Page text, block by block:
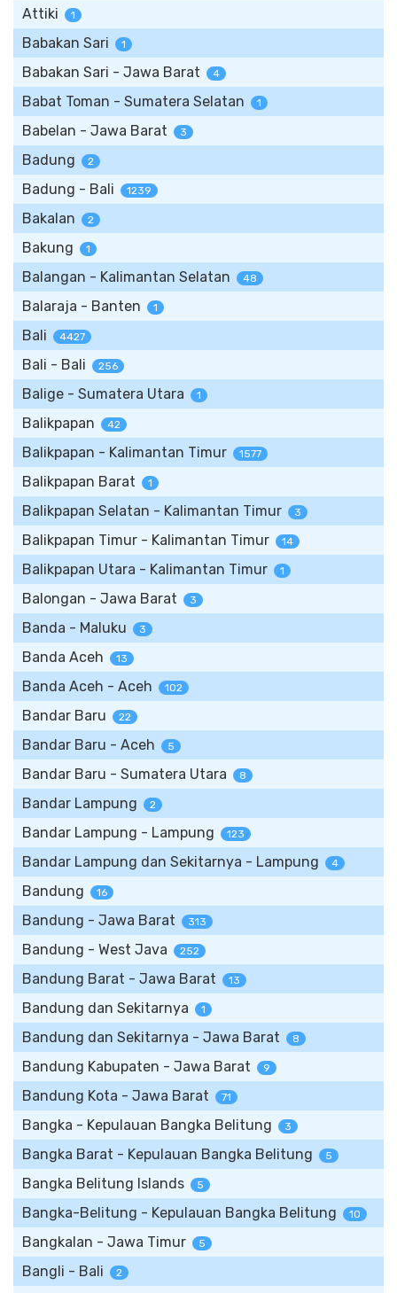
Attiki 1
Babakan Sari 1
Babakan Sari - Jawa Barat 4
Babat Toman - Sumatera Selatan 1
Babelan - Jawa Barat 3
Badung 2
Badung - Bali 1239
Bakalan 2
Bakung 1
Balangan - Kalimantan Selatan 48
Balaraja - Banten 1
Bali 4427
Bali - Bali 256
Balige - Sumatera Utara 1
Balikpapan 42
Balikpapan - Kalimantan Timur 1577
Balikpapan Barat 1
Balikpapan Selatan - Kalimantan Timur 3
Balikpapan Timur - Kalimantan Timur 14
Balikpapan Utara - Kalimantan Timur 1
Balongan - Jawa Barat 3
Banda - Maluku 3
Banda Aceh 13
Banda Aceh - Aceh 102
Bandar Baru 22
Bandar Baru - Aceh 5
Bandar Baru - Sumatera Utara 8
Bandar Lampung 2
Bandar Lampung - Lampung 123
Bandar Lampung dan Sekitarnya - Lampung 4
Bandung 16
Bandung - Jawa Barat 313
Bandung - West Java 252
Bandung Barat - Jawa Barat 13
Bandung dan Sekitarnya 1
Bandung dan Sekitarnya - Jawa Barat 8
Bandung Kabupaten - Jawa Barat 9
Bandung Kota - Jawa Barat 71
Bangka - Kepulauan Bangka Belitung 3
Bangka Barat - Kepulauan Bangka Belitung 5
Bangka Belitung Islands 5
Bangka-Belitung - Kepulauan Bangka Belitung 10
Bangkalan - Jawa Timur 5
Bangli - Bali 2